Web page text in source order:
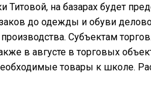
Титовой, на базарах будет
до одежды и обуви
Субъектам
в августе в торговых
товары к школе.